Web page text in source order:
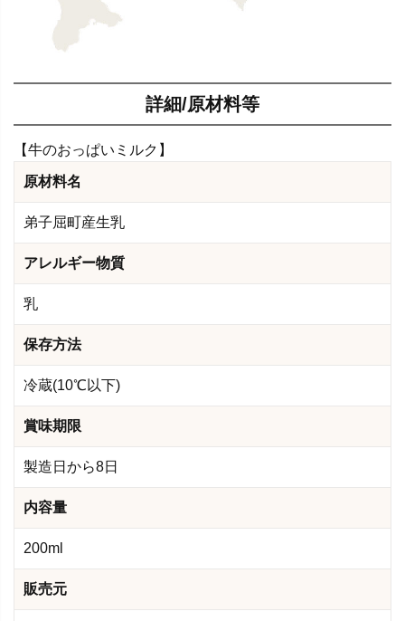
詳細/原材料等
【牛のおっぱいミルク】
原材料名
弟子屈町産生乳
アレルギー物質
乳
保存方法
冷蔵(10℃以下)
賞味期限
製造日から8日
内容量
200ml
販売元